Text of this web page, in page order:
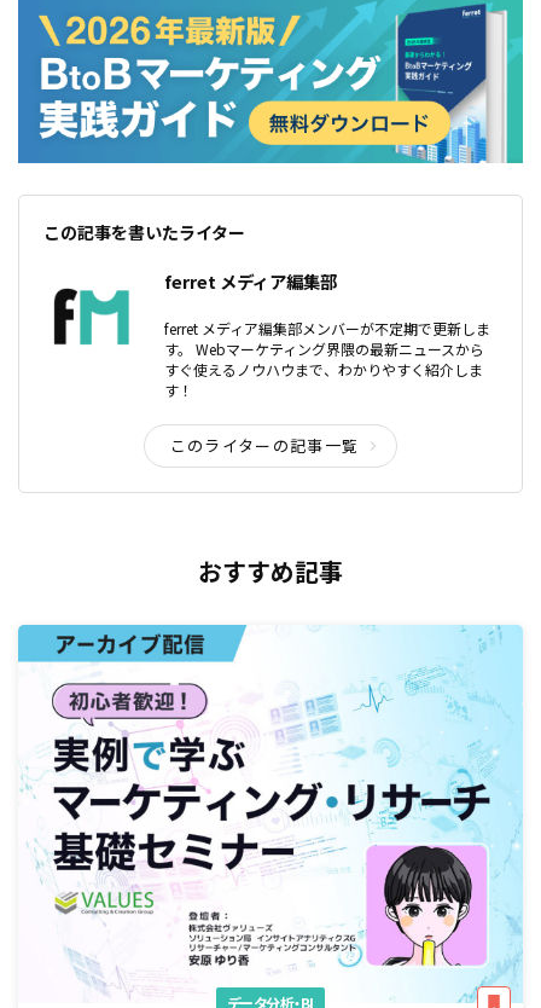
この記事を書いたライター
ferret メディア編集部
ferret メディア編集部メンバーが不定期で更新しま
す。 Webマーケティング界隈の最新ニュースから
すぐ使えるノウハウまで、わかりやすく紹介しま
す！
このライターの記事一覧
おすすめ記事
データ分析・BI